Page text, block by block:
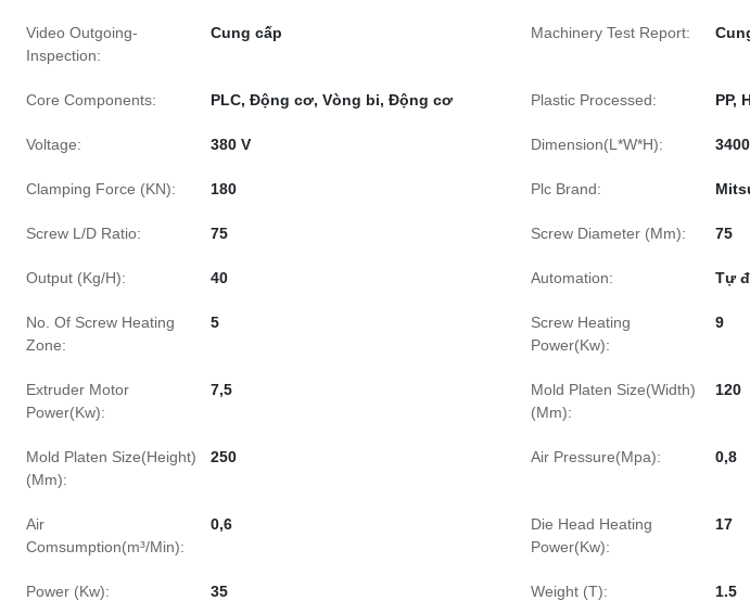
Video Outgoing-
Inspection:
Cung cấp Machinery Test Report:
Core Components: PLC, Động cơ, Vòng bi, Động cơ Plastic Processed: PP,
Voltage: 380 V Dimension(L*W*H):
Clamping Force (KN): 180 Plc Brand:
Screw L/D Ratio: 75 Screw Diameter (Mm): 75
Output (Kg/H): 40 Automation: Tự
No. Of Screw Heating
Zone:
5
Screw Heating
Power(Kw):
9
Extruder Motor
Power(Kw):
7,5
Mold Platen Size(Width)
(Mm):
120
Mold Platen Size(Height)
(Mm):
250 Air Pressure(Mpa): 0,8
Air
Comsumption(m³/Min):
0,6
Die Head Heating
Power(Kw):
17
Power (Kw): 35 Weight (T): 1.5